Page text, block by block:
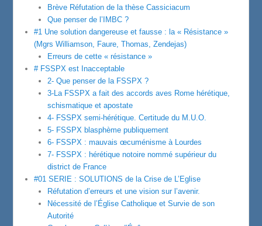
Brève Réfutation de la thèse Cassiciacum
Que penser de l’IMBC ?
#1 Une solution dangereuse et fausse : la « Résistance »
(Mgrs Williamson, Faure, Thomas, Zendejas)
Erreurs de cette « résistance »
# FSSPX est Inacceptable
2- Que penser de la FSSPX ?
3-La FSSPX a fait des accords aves Rome hérétique,
schismatique et apostate
4- FSSPX semi-hérétique. Certitude du M.U.O.
5- FSSPX blasphème publiquement
6- FSSPX : mauvais œcuménisme à Lourdes
7- FSSPX : hérétique notoire nommé supérieur du
district de France
#01 SERIE : SOLUTIONS de la Crise de L’Eglise
Réfutation d’erreurs et une vision sur l’avenir.
Nécessité de l’Église Catholique et Survie de son
Autorité